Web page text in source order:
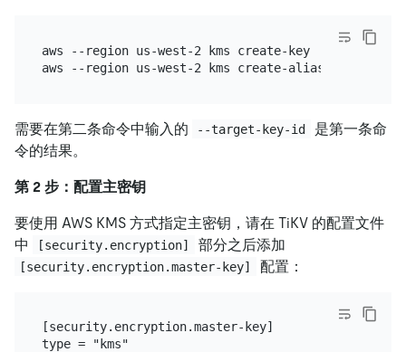
aws --region us-west-2 kms create-key
aws --region us-west-2 kms create-alias --alias-
需要在第二条命令中输入的 --target-key-id
是第一条命
令的结果。
第 2 步：配置主密钥
要使用 AWS KMS 方式指定主密钥，请在 TiKV 的配置文件
中
[security.encryption] 部分之后添加
[security.encryption.master-key] 配置：
[security.encryption.master-key]
type = "kms"